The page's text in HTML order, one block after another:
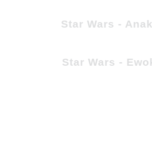
Star Wars -
Star Wars -